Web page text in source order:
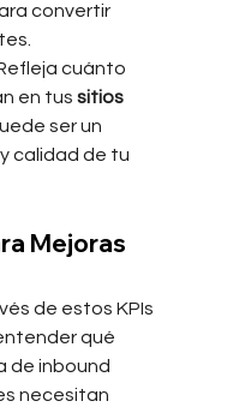
convertir
cuánto
en tus sitios
ser un
calidad de tu
Mejoras
de estos KPIs
qué
de inbound
necesitan